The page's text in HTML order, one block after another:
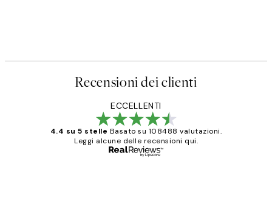
Recensioni dei clienti
ECCELLENTI
4.4 su 5 stelle Basato su 108488 valutazioni.
Leggi alcune delle recensioni qui.